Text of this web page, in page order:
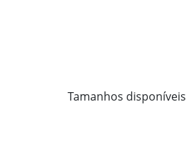
Tamanhos disponíveis